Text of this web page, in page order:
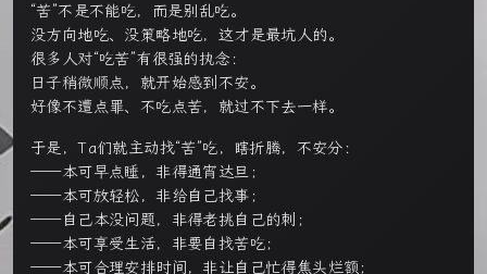
“苦”不是不能吃，而是别乱吃。
没方向地吃、没策略地吃，这才是最坑人的。
很多人对“吃苦”有很强的执念：
日子稍微顺点，就开始感到不安。
好像不遭点罪、不吃点苦，就过不下去一样。
于是，Ta们就主动找“苦”吃，瞎折腾，不安分：
——本可早点睡，非得通宵达旦；
——本可放轻松，非给自己找事；
——自己本没问题，非得老挑自己的刺；
——本可享受生活，非要自找苦吃；
——本可合理安排时间，非让自己忙得焦头烂额；